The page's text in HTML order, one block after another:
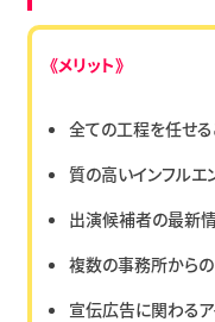
《メリット》
全ての工程を任せる
質の高いインフル
出演候補者の最新
複数の事務所から
宣伝広告に関わる